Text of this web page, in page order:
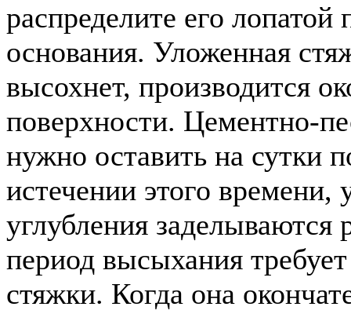
распределите его
основания. Уложенная
высохнет, производится
поверхности. Цементно-
нужно оставить на сутки
истечении этого времени,
углубления
период высыхания
стяжки. Когда она